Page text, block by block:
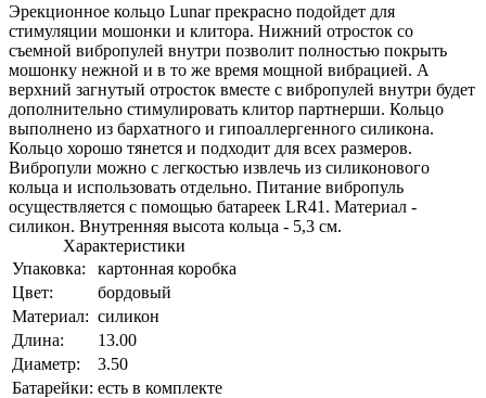
Эрекционное кольцо Lunar прекрасно подойдет для
стимуляции мошонки и клитора. Нижний отросток со
съемной вибропулей внутри позволит полностью покрыть
мошонку нежной и в то же время мощной вибрацией. А
верхний загнутый отросток вместе с вибропулей внутри будет
дополнительно стимулировать клитор партнерши. Кольцо
выполнено из бархатного и гипоаллергенного силикона.
Кольцо хорошо тянется и подходит для всех размеров.
Вибропули можно с легкостью извлечь из силиконового
кольца и использовать отдельно. Питание вибропуль
осуществляется с помощью батареек LR41. Материал -
силикон. Внутренняя высота кольца - 5,3 см.
Характеристики
Упаковка:
картонная коробка
Цвет:
бордовый
Материал: силикон
Длина:
13.00
Диаметр:
3.50
Батарейки: есть в комплекте